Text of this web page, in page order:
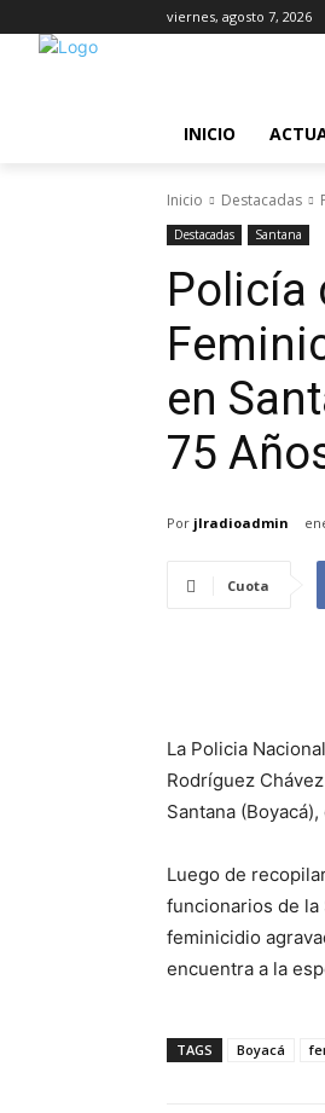
viernes, agosto 7, 2026
INICIO
Inicio Destacadas
Destacadas Santana
Policía
en
75
Por jlradioadmin
Cuota
La Policia
Rodríguez
Santana
Luego de
funcionarios de la
feminicidio
encuentra a la
TAGS Boyacá